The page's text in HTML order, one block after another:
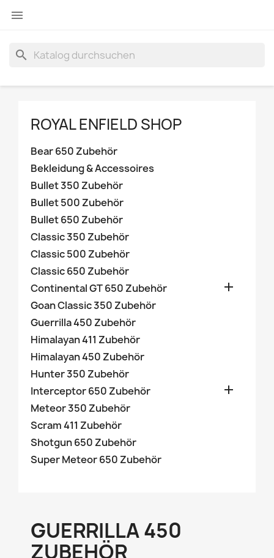

search
ROYAL ENFIELD SHOP
Bear 650 Zubehör
Bekleidung & Accessoires
Bullet 350 Zubehör
Bullet 500 Zubehör
Bullet 650 Zubehör
Classic 350 Zubehör
Classic 500 Zubehör
Classic 650 Zubehör
Continental GT 650 Zubehör

Goan Classic 350 Zubehör
Guerrilla 450 Zubehör
Himalayan 411 Zubehör
Himalayan 450 Zubehör
Hunter 350 Zubehör
Interceptor 650 Zubehör

Meteor 350 Zubehör
Scram 411 Zubehör
Shotgun 650 Zubehör
Super Meteor 650 Zubehör
GUERRILLA 450
ZUBEHÖR